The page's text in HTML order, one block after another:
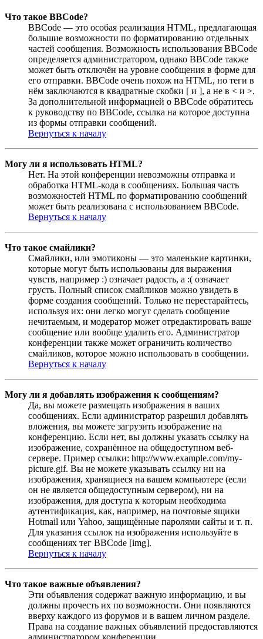
Что такое BBCode?
BBCode — это особая реализация HTML, предлагающая
большие возможности по форматированию отдельных
частей сообщения. Возможность использования BBCode
определяется администратором, однако BBCode также
может быть отключён на уровне сообщения в форме для
его отправки. BBCode очень похож на HTML, но теги в
нём заключаются в квадратные скобки [ и ], а не в < и >.
За дополнительной информацией о BBCode обратитесь
к руководству по BBCode, ссылка на которое доступна
из формы отправки сообщений.
Вернуться к началу
Могу ли я использовать HTML?
Нет. На этой конференции невозможны отправка и
обработка HTML-кода в сообщениях. Большая часть
возможностей HTML по форматированию сообщений
может быть реализована с использованием BBCode.
Вернуться к началу
Что такое смайлики?
Смайлики, или эмотиконы — это маленькие картинки,
которые могут быть использованы для выражения
чувств, например :) означает радость, а :( означает
грусть. Полный список смайликов можно увидеть в
форме создания сообщений. Только не перестарайтесь,
используя их: они легко могут сделать сообщение
нечитаемым, и модератор может отредактировать ваше
сообщение или вообще удалить его. Администратор
конференции также может ограничить количество
смайликов, которое можно использовать в сообщении.
Вернуться к началу
Могу ли я добавлять изображения к сообщениям?
Да, вы можете размещать изображения в ваших
сообщениях. Если администратор разрешил добавлять
вложения, вы можете загрузить изображение на
конференцию. Если нет, вы должны указать ссылку на
изображение, сохранённое на общедоступном веб-
сервере. Пример ссылки: http://www.example.com/my-
picture.gif. Вы не можете указывать ссылку ни на
изображения, хранящиеся на вашем компьютере (если
он не является общедоступным сервером), ни на
изображения, для доступа к которым необходима
аутентификация, как, например, на почтовые ящики
Hotmail или Yahoo, защищённые паролями сайты и т. п.
Для указания ссылок на изображения используйте в
сообщениях тег BBCode [img].
Вернуться к началу
Что такое важные объявления?
Эти объявления содержат важную информацию, и вы
должны прочесть их по возможности. Они появляются
вверху каждого из форумов и в вашем личном разделе.
Права на создание важных объявлений предоставляются
администратором конференции.